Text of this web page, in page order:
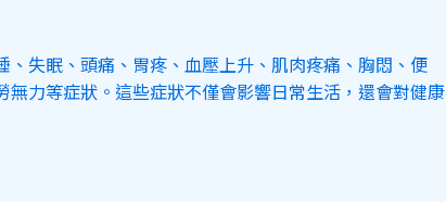
、失眠、頭痛、胃疼、血壓上升、肌肉疼痛、胸悶、便
無力等症狀。這些症狀不僅會影響日常生活，還會對健康